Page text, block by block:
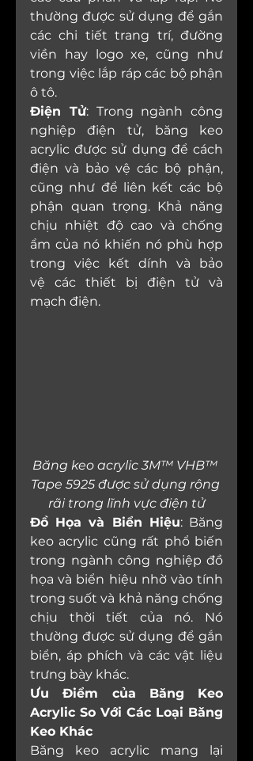
thường được sử dụng để gắn
các chi tiết trang trí, đường
viền hay logo xe, cũng như
trong việc lắp ráp các bộ phận
ô tô.
Điện Tử: Trong ngành công
nghiệp điện tử, băng keo
acrylic được sử dụng để cách
điện và bảo vệ các bộ phận,
cũng như để liên kết các bộ
phận quan trọng. Khả năng
chịu nhiệt độ cao và chống
ẩm của nó khiến nó phù hợp
trong việc kết dính và bảo
vệ các thiết bị điện tử và
mạch điện.
Băng keo acrylic 3M™ VHB™
Tape 5925 được sử dụng rộng
rãi trong lĩnh vực điện tử
Đồ Họa và Biển Hiệu: Băng
keo acrylic cũng rất phổ biến
trong ngành công nghiệp đồ
họa và biển hiệu nhờ vào tính
trong suốt và khả năng chống
chịu thời tiết của nó. Nó
thường được sử dụng để gắn
biển, áp phích và các vật liệu
trưng bày khác.
Ưu Điểm của Băng Keo
Acrylic So Với Các Loại Băng
Keo Khác
Băng keo acrylic mang lại